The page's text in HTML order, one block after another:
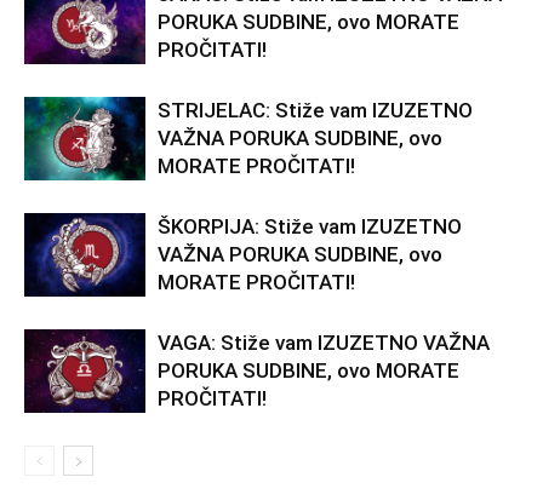
PORUKA SUDBINE, ovo MORATE
PROČITATI!
STRIJELAC: Stiže vam IZUZETNO
VAŽNA PORUKA SUDBINE, ovo
MORATE PROČITATI!
ŠKORPIJA: Stiže vam IZUZETNO
VAŽNA PORUKA SUDBINE, ovo
MORATE PROČITATI!
VAGA: Stiže vam IZUZETNO VAŽNA
PORUKA SUDBINE, ovo MORATE
PROČITATI!